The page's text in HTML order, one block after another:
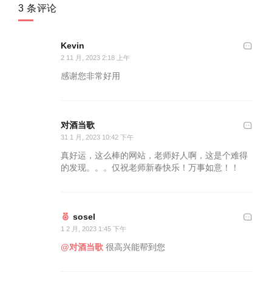
3 条评论
Kevin
2 11 月, 2023 2:18 上午
感谢您非常好用
对酒当歌
31 1 月, 2023 10:42 下午
真好运，这么棒的网站，老师好人啊，这是个难得
的发现。。。仅祝老师新春快乐！万事如意！！
sosel
1 2 月, 2023 1:45 下午
@对酒当歌 很高兴能帮到您